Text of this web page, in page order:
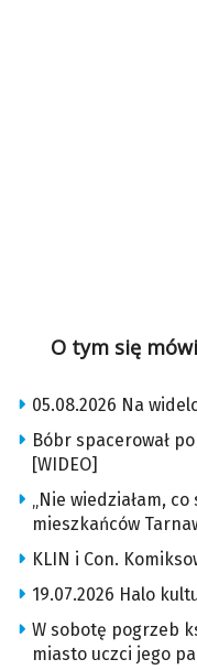
O tym się
05.08.2026 Na
Bóbr spacerował
[WIDEO]
„Nie wiedziałam,
mieszkańców
KLIN i Con.
19.07.2026 Halo
W sobotę pogrzeb
miasto uczci jego